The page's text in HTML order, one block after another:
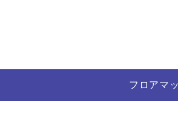
フロアマ